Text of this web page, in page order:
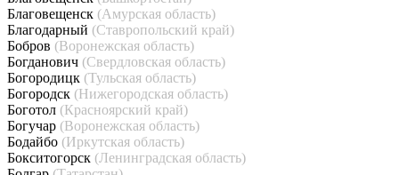
Благовещенск (Амурская область)
Благодарный (Ставропольский край)
Бобров (Воронежская область)
Богданович (Свердловская область)
Богородицк (Тульская область)
Богородск (Нижегородская область)
Боготол (Красноярский край)
Богучар (Воронежская область)
Бодайбо (Иркутская область)
Бокситогорск (Ленинградская область)